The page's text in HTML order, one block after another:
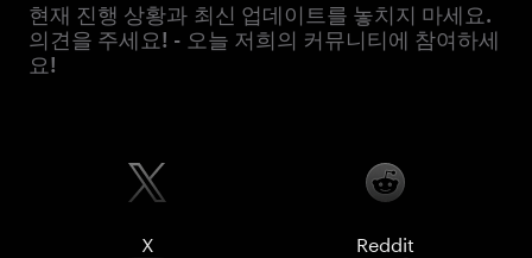
현재 진행 상황과 최신 업데이트를 놓치지 마세요.
의견을 주세요! - 오늘 저희의 커뮤니티에 참여하세
요!
X Reddit